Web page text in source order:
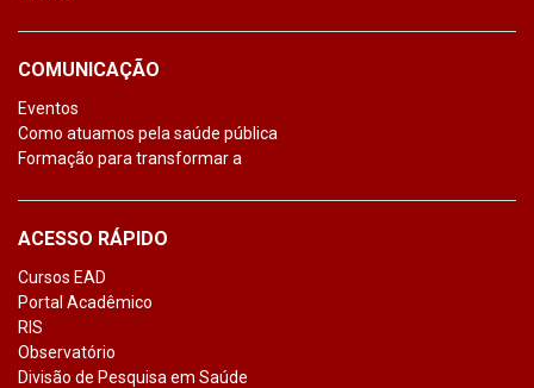
COMUNICAÇÃO
Eventos
Como atuamos pela saúde pública
Formação para transformar a
ACESSO RÁPIDO
Cursos EAD
Portal Acadêmico
RIS
Observatório
Divisão de Pesquisa em Saúde